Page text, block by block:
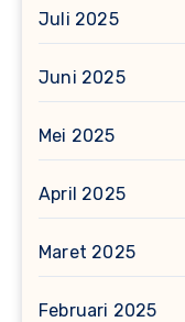
Juli 2025
Juni 2025
Mei 2025
April 2025
Maret 2025
Februari 2025